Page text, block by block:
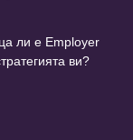
ли е Employer
ви?